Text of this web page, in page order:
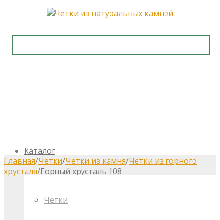
Каталог
Четки
Главная/Четки/Четки из камня/Четки из горного
хрусталя/Горный хрусталь 108